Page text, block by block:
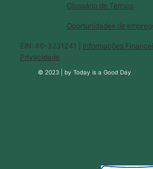
Glossário de Termos
Oportunidades de
EIN: 46-3231241 | Informações
Privacidade
© 2023 |byToday is a Good Day